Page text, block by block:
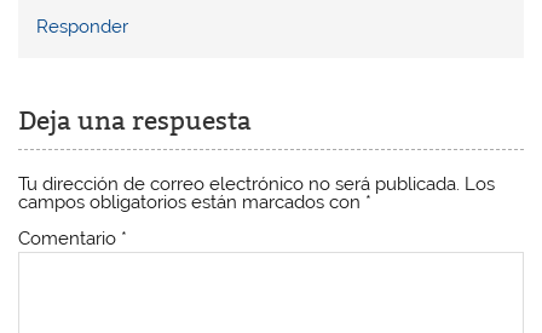
Responder
Deja una respuesta
Tu dirección de correo electrónico no será publicada. Los
campos obligatorios están marcados con *
Comentario *